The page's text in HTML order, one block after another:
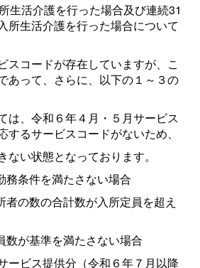
生活介護を行った場合及び連続31
所生活介護を行った場合について
スコードが存在していますが、こ
あって、さらに、以下の１～３の
は、令和６年４月・５月サービス
るサービスコードがないため、
ない状態となっております。
務条件を満たさない場合
の数の合計数が入所定員を超え
数が基準を満たさない場合
ービス提供分（令和６年７月以降